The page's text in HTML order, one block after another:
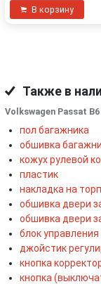
В корзину
Также в
Volkswagen Passat B6
пол багажника
обшивка
кожух рулевой
пластик
накладка на
обшивка двери
обшивка двери
блок
джойстик
кнопка
кнопка